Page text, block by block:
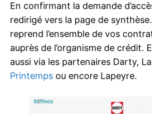
En confirmant la demande
redirigé vers la page de
reprend l’ensemble de vos
auprès de l’organisme de crédit.
aussi via les partenaires Darty,
Printemps ou encore Lapeyre.